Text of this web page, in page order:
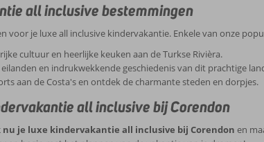
all inclusivebestemmingen
voor je luxe all inclusive kindervakantie. Enkele van onze
cultuur en heerlijke keuken aan de Turkse Rivièra.
en indrukwekkende geschiedenis van dit prachtige
aan de Costa's en ontdek de charmante steden en dorpjes.
all inclusivebij Corendon
nu je luxe kindervakantie all inclusive bij Corendon en